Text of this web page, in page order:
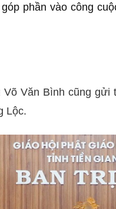
phần vào công
Võ Văn Bình cũng
Lộc.